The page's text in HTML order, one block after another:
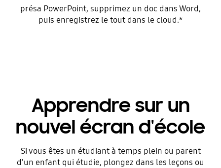
présa PowerPoint, supprimez un doc dans Word,
puis enregistrez le tout dans le cloud.*
Apprendre sur un
nouvel écran d'école
Si vous êtes un étudiant à temps plein ou parent
d'un enfant qui étudie, plongez dans les leçons ou